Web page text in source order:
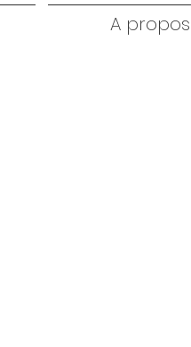
A propos